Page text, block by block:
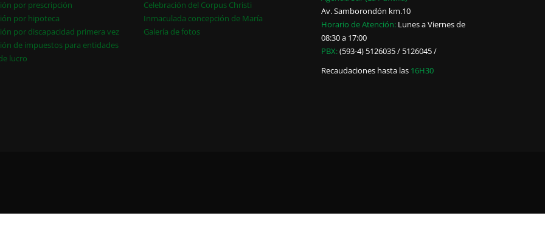
por prescripción
por hipoteca
por discapacidad primera vez
de impuestos para entidades
lucro
Celebración del Corpus Christi
Inmaculada concepción de María
Galería de fotos
Av. Samborondón km.10
Horario de Atención:Lunes a Viernes de
08:30 a 17:00
PBX:(593-4) 5126035 / 5126045 /
Recaudaciones hasta las 16H30